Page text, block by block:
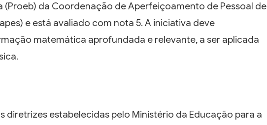
(Proeb) da Coordenação de Aperfeiçoamento de Pessoal de
e está avaliado com nota 5. A iniciativa deve
matemática aprofundada e relevante, a ser aplicada
diretrizes estabelecidas pelo Ministério da Educação para a